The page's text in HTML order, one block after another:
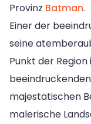
Provinz Batman.
Einer der
seine
Punkt der
majestätischen
malerische